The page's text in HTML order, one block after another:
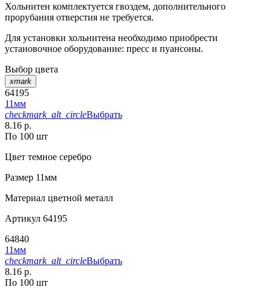
Хольнитен комплектуется гвоздем, дополнительного
прорубания отверстия не требуется.
Для установки хольнитена необходимо приобрести
установочное оборудование: пресс и пуансоны.
Выбор цвета
xmark
64195
11мм
checkmark_alt_circleВыбрать
8.16 р.
По 100 шт
Цвет темное серебро
Размер 11мм
Материал цветной металл
Артикул 64195
64840
11мм
checkmark_alt_circleВыбрать
8.16 р.
По 100 шт